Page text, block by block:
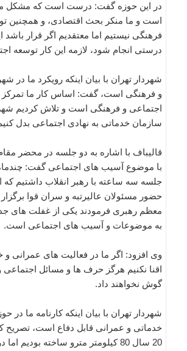
در این حوزه گفت: درست است که مشکل
است و ما منکر بحث اقتصادی، و همچنین
فرهنگی نیستیم اما معتقدیم اگر قرار باشد
درستی انجام شود، لازمه این کار توسعه
شهردار تهران با بیان اینکه رویکرد ما در
و فرهنگی است، گفت: اساس کار ما تمرکز
اجتماعی و فرهنگی است و تلاش کردیم
سازمان خدماتی به نهادی اجتماعی بدل
قالیباف با اشاره به دو جلسه در محضر
با موضوع آسیب های اجتماعی گفت:
جلسه سه ساعته با رهبر انقلاب داشتیم که
حضور مسئولان عالیرتبه و سران قوا
معظم رهبری فرمودند یکی از غفلت های
به موضوعات و آسیب های اجتماعی است.
وی افزود: اگر ما در فعالیت های عمرانی و
اقنا نکنیم هرگز حرف ها و مسائل اجتماعی
گوش نخواهند داد.
شهردار تهران با بیان اینکه کارنامه ما در
خدماتی و عمرانی قابل دفاع است، تصریح